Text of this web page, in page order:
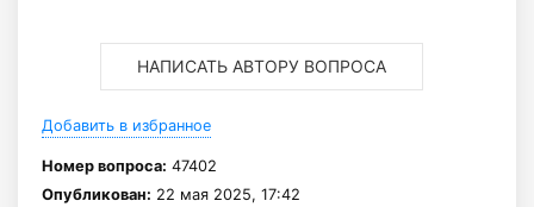
НАПИСАТЬ АВТОРУ ВОПРОСА
Добавить в избранное
Номер вопроса: 47402
Опубликован: 22 мая 2025, 17:42